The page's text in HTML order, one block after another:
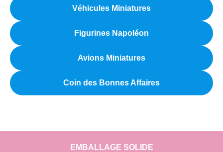
Véhicules Miniatures
Figurines Napoléon
Avions Miniatures
Coin des Bonnes Affaires
EMBALLAGE SOLIDE